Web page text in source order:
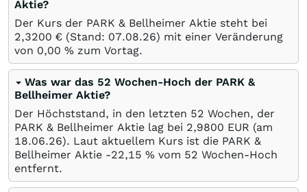
Aktie?
Der Kurs der PARK & Bellheimer Aktie steht bei
2,3200 € (Stand: 07.08.26) mit einer Veränderung
von 0,00 % zum Vortag.
Was war das 52 Wochen-Hoch der PARK &
Bellheimer Aktie?
Der Höchststand, in den letzten 52 Wochen, der
PARK & Bellheimer Aktie lag bei 2,9800 EUR (am
18.06.26). Laut aktuellem Kurs ist die PARK &
Bellheimer Aktie -22,15 % vom 52 Wochen-Hoch
entfernt.